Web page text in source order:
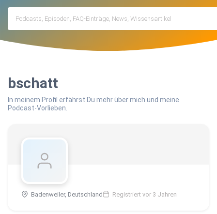
bschatt
In meinem Profil erfährst Du mehr über mich und meine
Podcast-Vorlieben.
Badenweiler, Deutschland Registriert vor 3 Jahren